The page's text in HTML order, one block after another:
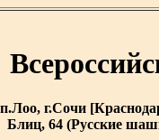
п.Лоо, г.Сочи
Блиц, 64 (Русские